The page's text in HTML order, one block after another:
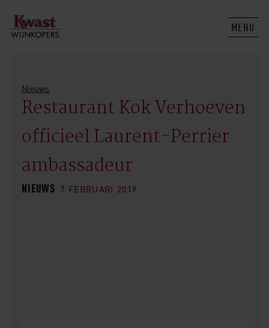
MENU
Nieuws
Restaurant Kok Verhoeven
officieel Laurent-Perrier
ambassadeur
NIEUWS 7 FEBRUARI 2019